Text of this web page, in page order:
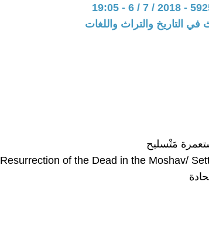
التاريخ والتراث واللغات
مَتْسليح
Resurrection of the Dead in the Moshav/